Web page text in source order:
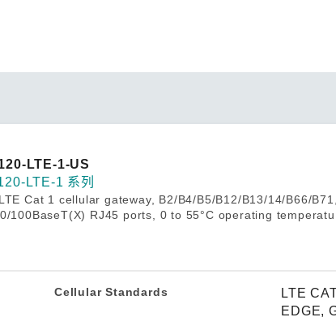
网络安全产品
技术新知
时间敏感网络 (TSN)
单对以太网 (SPE) Ethernet-APL
您仍需其他帮助？
LTE-1-US
LTE-1 系列
Cat 1 cellular gateway, B2/B4/B5/B12/B13/14/B66/
100BaseT(X) RJ45 ports, 0 to 55°C operating
Cellular Standards
LTE
EDGE,